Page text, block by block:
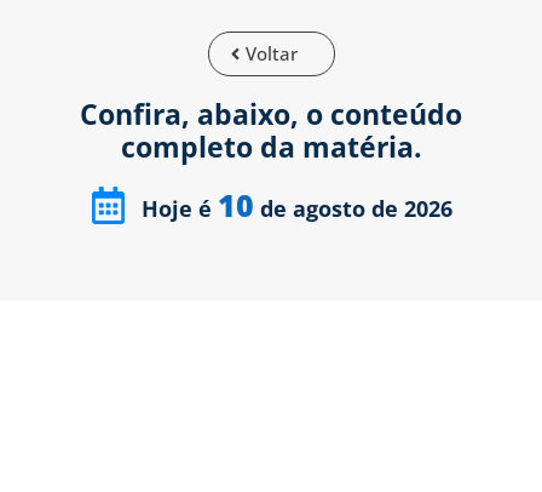
Voltar
Confira, abaixo, o conteúdo
completo da matéria.
Hoje é 10 de agosto de 2026